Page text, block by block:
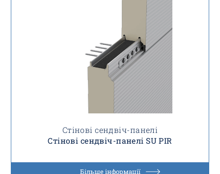
Стінові сендвіч-панелі
Стінові сендвіч-панелі SU PIR
Більше інформації